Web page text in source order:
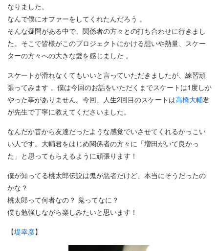
なりました。
なんで僕にオファーをしてくれたんだろう 。
そんな疑問がある中で、関係者の方々との打ち合わせに行きまし
た。そこで皆様がこのプロジェクトにかける想いや熱量、スケー
ターの方々への大きな愛を感じました 。
スケートが滑れなくてもいいと言っていただきましたが、練習頑
張ってみます 。僕は今回のお話をいただくまでスケートは1度しか
やった事がありません。今回、人生2回目のスケートは高橋大輔君
が先生で丁寧に教えてくださいました。
なんだか昔から友達だったような感覚でいさせてくれるかっこい
い人です。大輔君をはじめ関係者の方々に「増田がいて良かっ
た」と思ってもらえるように頑張ります！
僕が知ってる桃太郎伝説は鬼が悪者だけど、本当にそうだったの
かな？
桃太郎って何者なの？ 鬼ってなに？
僕も勉強しながら楽しみたいと思います！
【堤幸彦】